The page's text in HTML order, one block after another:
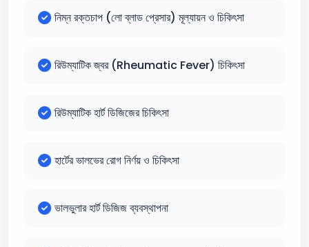
নিম্ন রক্তচাপ (লো ব্লাড প্রেসার) মূল্যায়ন ও চিকিৎসা
রিউম্যাটিক জ্বর (Rheumatic Fever) চিকিৎসা
রিউম্যাটিক হার্ট ডিজিজের চিকিৎসা
হার্টের ভালভের রোগ নির্ণয় ও চিকিৎসা
ভালভুলার হার্ট ডিজিজ ব্যবস্থাপনা